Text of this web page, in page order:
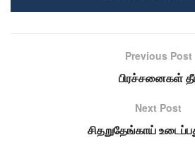
Previous Post
பிரச்சனைகள்
Next Post
சிதறுதேங்காய்